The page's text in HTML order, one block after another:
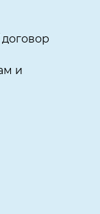
и